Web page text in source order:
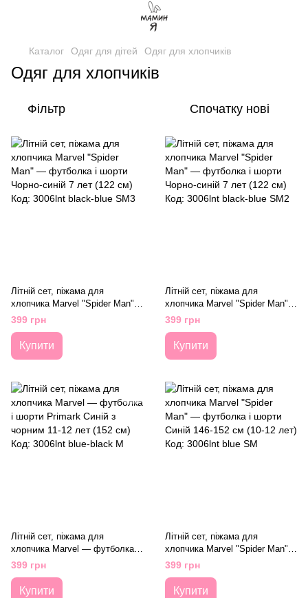
Каталог Одяг для дітей Одяг для хлопчиків
Одяг для хлопчиків
Фільтр Спочатку нові
Літній сет, піжама для
хлопчика Marvel "Spider Man"
— футболка і шорти Чорно-
синій 7 лет (122 см) Код:
3006lnt black-blue SM3
399 грн
Купити
Літній сет, піжама для
хлопчика Marvel "Spider Man"
— футболка і шорти Чорно-
синій 7 лет (122 см) Код:
3006lnt black-blue SM2
399 грн
Купити
Літній сет, піжама для
хлопчика Marvel — футболка і
шорти Primark Синій з чорним
11-12 лет (152 см) Код: 3006lnt
blue-black M
399 грн
Купити
Літній сет, піжама для
хлопчика Marvel "Spider Man"
— футболка і шорти Синій 146-
152 см (10-12 лет) Код: 3006lnt
blue SM
399 грн
Купити